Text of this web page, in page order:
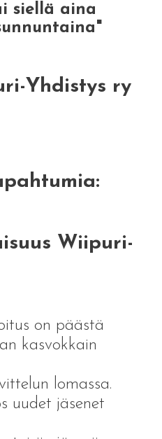
siellä aina
Yhdistys ry
Wiipuri-
on päästä
kasvokkain
lomassa.
uudet jäsenet